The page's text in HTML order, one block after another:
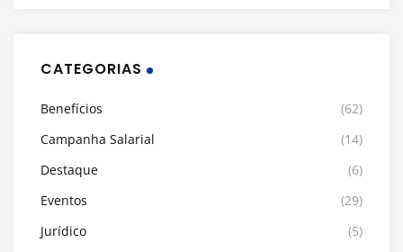
CATEGORIAS
Benefícios
(62)
Campanha Salarial
(14)
Destaque
(6)
Eventos
(29)
Jurídico
(5)